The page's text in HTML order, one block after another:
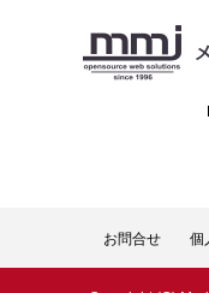
お問合せ 個